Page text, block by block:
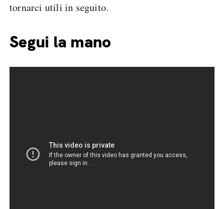
tornarci utili in seguito.
Segui la mano